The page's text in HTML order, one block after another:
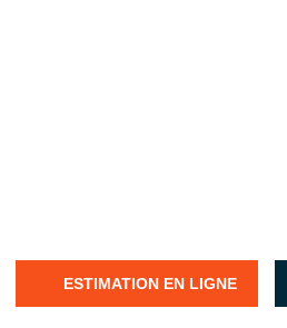
ESTIMATION EN LIGNE